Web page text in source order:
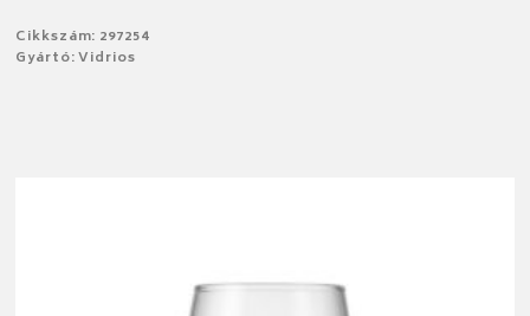
Cikkszám: 297254
Gyártó: Vidrios